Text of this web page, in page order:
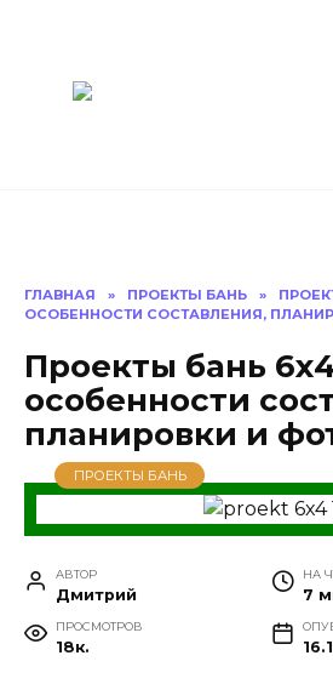
ГЛАВНАЯ » ПРОЕКТЫ БАНЬ »
ОСОБЕННОСТИ СОСТАВЛЕНИЯ,
Проекты бань
особенности
планировки и
ПРОЕКТЫ БАНЬ
АВТОР
Дмитрий
НА
7
ПРОСМОТРОВ
18к.